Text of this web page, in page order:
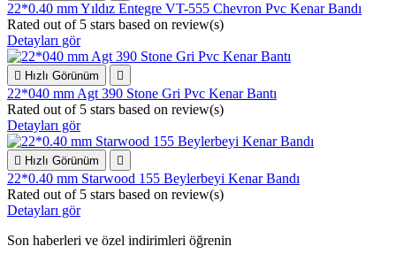
22*0.40 mm Yıldız Entegre VT-555 Chevron Pvc Kenar Bandı
Rated out of 5 stars based on review(s)
Detayları gör
 Hızlı Görünüm 
22*040 mm Agt 390 Stone Gri Pvc Kenar Bantı
Rated out of 5 stars based on review(s)
Detayları gör
 Hızlı Görünüm 
22*0.40 mm Starwood 155 Beylerbeyi Kenar Bandı
Rated out of 5 stars based on review(s)
Detayları gör
Son haberleri ve özel indirimleri öğrenin